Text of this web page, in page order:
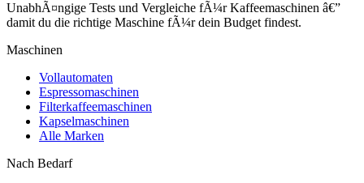
UnabhÃ¤ngige Tests und Vergleiche fÃ¼r Kaffeemaschinen â€”
damit du die richtige Maschine fÃ¼r dein Budget findest.
Maschinen
Vollautomaten
Espressomaschinen
Filterkaffeemaschinen
Kapselmaschinen
Alle Marken
Nach Bedarf